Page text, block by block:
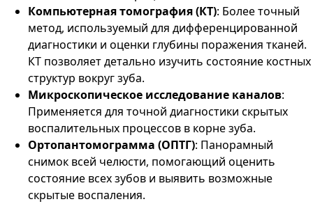
Компьютерная томография (КТ): Более точный
метод, используемый для дифференцированной
диагностики и оценки глубины поражения тканей.
КТ позволяет детально изучить состояние костных
структур вокруг зуба​.
Микроскопическое исследование каналов:
Применяется для точной диагностики скрытых
воспалительных процессов в корне зуба​.
Ортопантомограмма (ОПТГ): Панорамный
снимок всей челюсти, помогающий оценить
состояние всех зубов и выявить возможные
скрытые воспаления​.